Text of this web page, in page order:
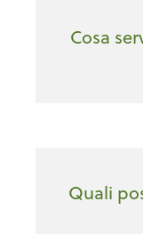
Cosa
Quali